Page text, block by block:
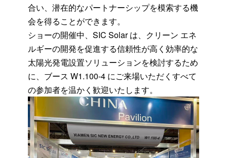
合い、潜在的なパートナーシップを模索する機
会を得ることができます。
ショーの開催中、SIC Solar は、クリーン エネ
ルギーの開発を促進する信頼性が高く効率的な
太陽光発電設置ソリューションを検討するため
に、ブース W1.100-4 にご来場いただくすべて
の参加者を温かく歓迎いたします。